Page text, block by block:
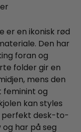
er en ikonisk rød
Den har
foran og
folder gir en
mens den
feminint og
kan styles
perfekt desk-to-
og har på seg